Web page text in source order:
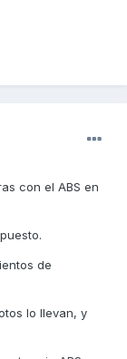
con el ABS en
de
lo llevan, y